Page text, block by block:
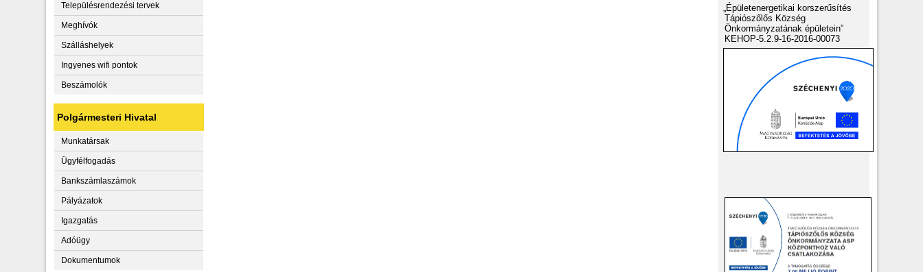
Településrendezési tervek
Meghívók
Szálláshelyek
Ingyenes wifi pontok
Beszámolók
Polgármesteri Hivatal
Munkatársak
Ügyfélfogadás
Bankszámlaszámok
Pályázatok
Igazgatás
Adóügy
Dokumentumok
„Épületenergetikai korszerűsítés
Tápiószőlős Község
Önkormányzatának épületein”
KEHOP-5.2.9-16-2016-00073